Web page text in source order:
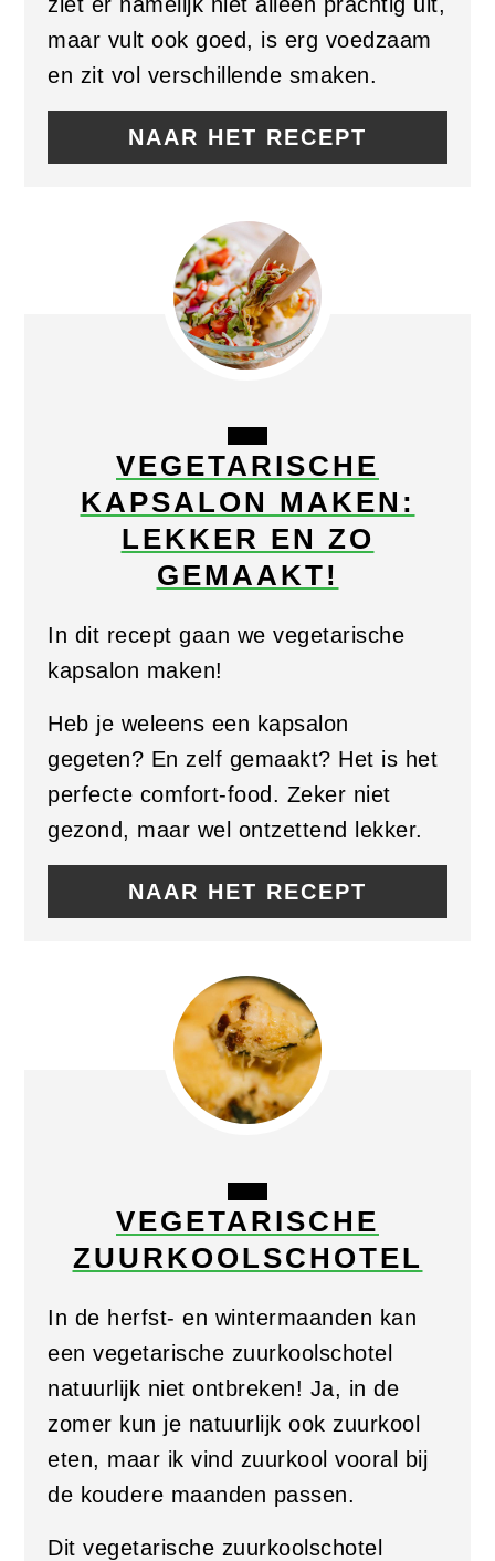
maar vult ook goed, is erg voedzaam
en zit vol verschillende smaken.
NAAR HET RECEPT
CREATE
PINTEREST
PIN
VEGETARISCHE
KAPSALON MAKEN:
LEKKER EN ZO
GEMAAKT!
In dit recept gaan we vegetarische
kapsalon maken!
Heb je weleens een kapsalon
gegeten? En zelf gemaakt? Het is het
perfecte comfort-food. Zeker niet
gezond, maar wel ontzettend lekker.
NAAR HET RECEPT
CREATE
PINTEREST
PIN
VEGETARISCHE
ZUURKOOLSCHOTEL
In de herfst- en wintermaanden kan
een vegetarische zuurkoolschotel
natuurlijk niet ontbreken! Ja, in de
zomer kun je natuurlijk ook zuurkool
eten, maar ik vind zuurkool vooral bij
de koudere maanden passen.
Dit vegetarische zuurkoolschotel